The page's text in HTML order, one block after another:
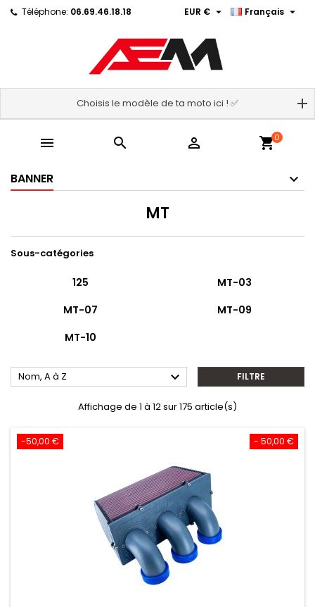
Téléphone: 06.69.46.18.18 Français 
EUR € 
Choisis le modèle de ta moto ici ! ✅
   shopping_cart0
BANNER
MT
Sous-catégories
125
MT-03
MT-07
MT-09
MT-10
Nom, A à Z  FILTRE
Affichage de 1 à 12 sur 175 article(s)
- 50,00 €
-50,00 €